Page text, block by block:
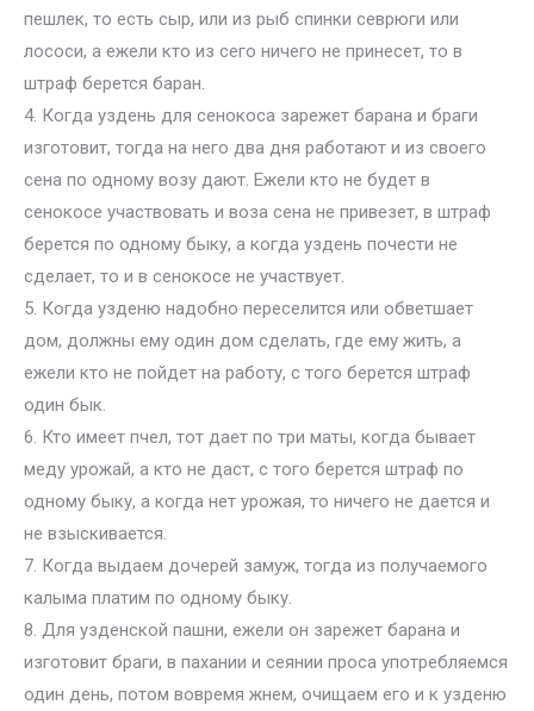
пешлек, то есть сыр, или из рыб спинки севрюги или
лососи, а ежели кто из сего ничего не принесет, то в
штраф берется баран.
4. Когда уздень для сенокоса зарежет барана и браги
изготовит, тогда на него два дня работают и из своего
сена по одному возу дают. Ежели кто не будет в
сенокосе участвовать и воза сена не привезет, в штраф
берется по одному быку, а когда уздень почести не
сделает, то и в сенокосе не участвует.
5. Когда узденю надобно переселится или обветшает
дом, должны ему один дом сделать, где ему жить, а
ежели кто не пойдет на работу, с того берется штраф
один бык.
6. Кто имеет пчел, тот дает по три маты, когда бывает
меду урожай, а кто не даст, с того берется штраф по
одному быку, а когда нет урожая, то ничего не дается и
не взыскивается.
7. Когда выдаем дочерей замуж, тогда из получаемого
калыма платим по одному быку.
8. Для узденской пашни, ежели он зарежет барана и
изготовит браги, в пахании и сеянии проса употребляемся
один день, потом вовремя жнем, очищаем его и к узденю